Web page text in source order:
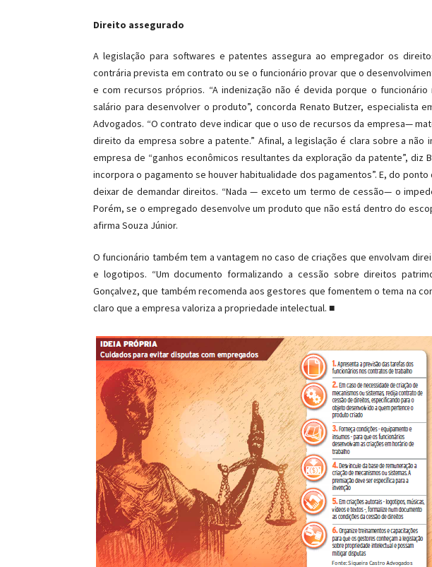
Direito assegurado
A legislação para softwares e patentes assegura ao empregador os
contrária prevista em contrato ou se o funcionário provar que o
e com recursos próprios. “A indenização não é devida porque o
salário para desenvolver o produto”, concorda Renato Butzer, especialista
Advogados. “O contrato deve indicar que o uso de recursos da empresa—
direito da empresa sobre a patente.” Afinal, a legislação é clara sobre a não
empresa de “ganhos econômicos resultantes da exploração da patente”, diz
incorpora o pagamento se houver habitualidade dos pagamentos”. E, do
deixar de demandar direitos. “Nada — exceto um termo de cessão— o
Porém, se o empregado desenvolve um produto que não está dentro do
afirma Souza Júnior.
O funcionário também tem a vantagem no caso de criações que envolvam
e logotipos. “Um documento formalizando a cessão sobre direitos
Gonçalvez, que também recomenda aos gestores que fomentem o tema na
claro que a empresa valoriza a propriedade intelectual. ■